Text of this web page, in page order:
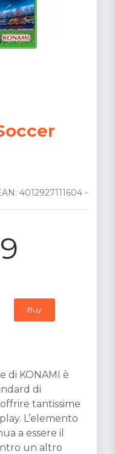
4012927111604 -
Buy
di KONAMI è
di
tantissime
L’elemento
a essere il
un altro